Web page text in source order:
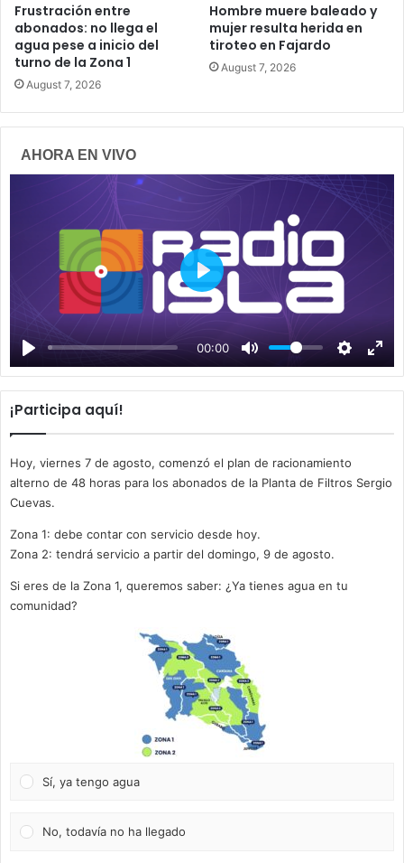
Frustración entre
abonados: no llega el
agua pese a inicio del
turno de la Zona 1
August 7, 2026
Hombre muere baleado y
mujer resulta herida en
tiroteo en Fajardo
August 7, 2026
AHORA EN VIVO
00:00
P
a
y
¡Participa aquí!
Hoy, viernes 7 de agosto, comenzó el plan de racionamiento
alterno de 48 horas para los abonados de la Planta de Filtros Sergio
Cuevas.
Zona 1: debe contar con servicio desde hoy.
Zona 2: tendrá servicio a partir del domingo, 9 de agosto.
Si eres de la Zona 1, queremos saber: ¿Ya tienes agua en tu
comunidad?
Sí, ya tengo agua
No, todavía no ha llegado